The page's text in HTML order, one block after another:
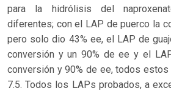
para la hidrólisis del
diferentes; con el LAP de puerco la
pero solo dio 43% ee, el LAP de
conversión y un 90% de ee y el
conversión y 90% de ee, todos
7.5. Todos los LAPs probados, a